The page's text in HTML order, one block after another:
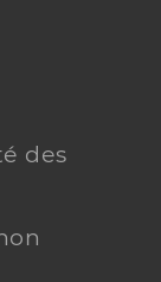
des